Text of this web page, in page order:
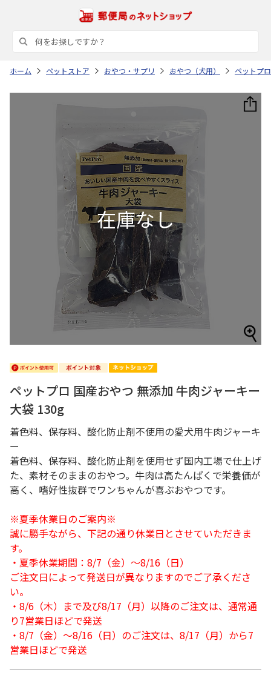
ホーム ペットストア おやつ・サプリ おやつ（犬用） ペットプ
ペットプロ 国産おやつ 無添加 牛肉ジャーキー
大袋 130g
着色料、保存料、酸化防止剤不使用の愛犬用牛肉ジャーキ
ー
着色料、保存料、酸化防止剤を使用せず国内工場で仕上げ
た、素材そのままのおやつ。牛肉は高たんぱくで栄養価が
高く、嗜好性抜群でワンちゃんが喜ぶおやつです。
※夏季休業日のご案内※
誠に勝手ながら、下記の通り休業日とさせていただきま
す。
・夏季休業期間：8/7（金）～8/16（日）
ご注文日によって発送日が異なりますのでご了承くださ
い。
・8/6（木）まで及び8/17（月）以降のご注文は、通常通
り7営業日ほどで発送
・8/7（金）～8/16（日）のご注文は、8/17（月）から7
営業日ほどで発送